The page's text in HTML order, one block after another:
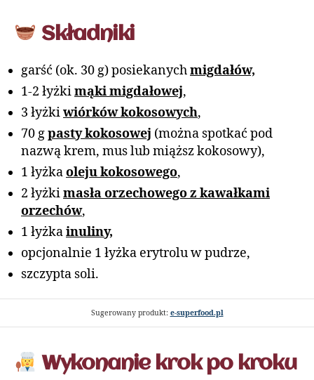
Składniki
garść (ok. 30 g) posiekanychmigdałów,
1-2 łyżkimąki migdałowej,
3 łyżkiwiórków kokosowych,
70 gpasty kokosowej (można spotkać pod
nazwą krem, mus lub miąższ kokosowy),
1 łyżkaoleju kokosowego,
2 łyżkimasła orzechowego z kawałkami
orzechów,
1 łyżkainuliny,
opcjonalnie 1 łyżka erytrolu w pudrze,
szczypta soli.
Sugerowany produkt: e-superfood.pl
Wykonanie krok po kroku